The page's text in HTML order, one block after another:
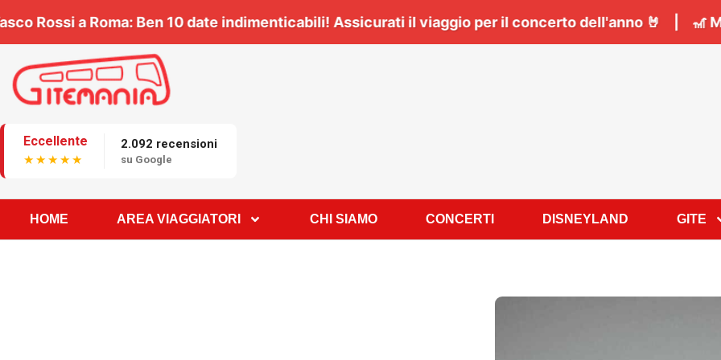
con noi 🎶 | 🎸Vasco Rossi a Roma:Ben10 dateindimenticabili! Assicurati il viaggio per il
Eccellente
★★★★★
2.092 recensioni
su Google
HOME AREA VIAGGIATORI CHI SIAMO CONCERTI DISNEYLAND GITE